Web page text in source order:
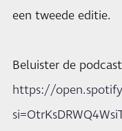
een tweede editie.
Beluister de
https://